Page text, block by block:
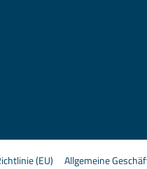
(EU) Allgemeine